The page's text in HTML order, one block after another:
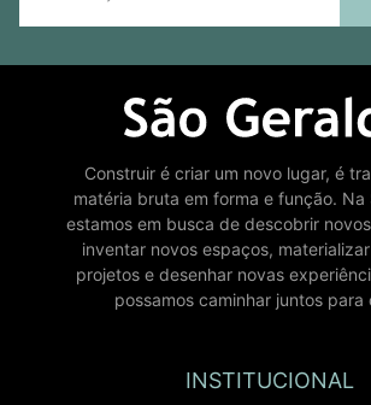
Construir é criar um novo lugar, é
matéria bruta em forma e função. Na
estamos em busca de descobrir
inventar novos espaços,
projetos e desenhar novas
possamos caminhar juntos para
INSTITUCIONAL